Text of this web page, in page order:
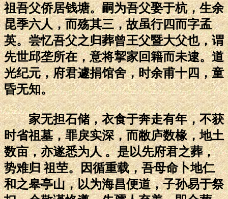
祖吾父侨居钱塘。嗣为吾父娶于杭，生余
昆季六人，而殇其三，故虽行四而字孟
英。尝忆吾父之归葬曾王父暨大父也，谓
先世邱垄所在，意将挈家回籍而未逮。道
光纪元，府君遽捐馆舍，时余甫十四，童
昏无知。
家无担石储，衣食于奔走有年，不获
时省祖墓，罪戾实深，而敝庐数椽，地土
数亩，亦遂悉为人 。是以先府君之葬，
势难归 祖茔。因循重载，吾母命卜地仁
和之皋亭山，以为海昌便道，子孙易于祭